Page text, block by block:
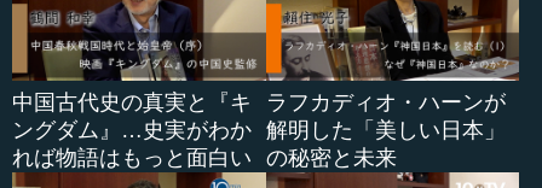
中国古代史の真実と『キ
ングダム』…史実がわか
れば物語はもっと面白い
ラフカディオ・ハーンが
解明した「美しい日本」
の秘密と未来